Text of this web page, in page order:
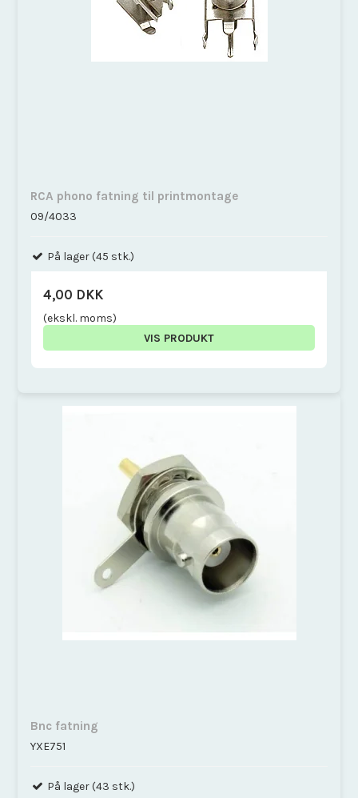
RCA phono fatning til printmontage
09/4033
På lager (45 stk.)
4,00 DKK
(ekskl. moms)
VIS PRODUKT
Bnc fatning
YXE751
På lager (43 stk.)